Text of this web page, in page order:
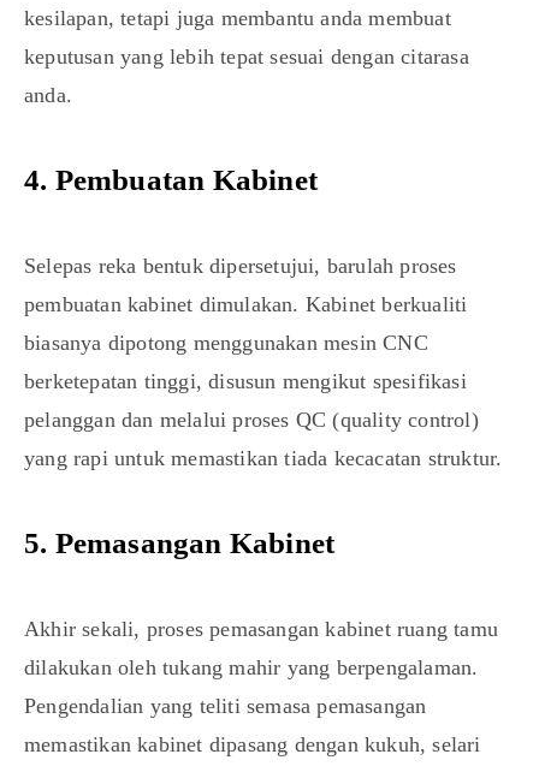
kesilapan, tetapi juga membantu anda membuat
keputusan yang lebih tepat sesuai dengan citarasa
anda.
4. Pembuatan Kabinet
Selepas reka bentuk dipersetujui, barulah proses
pembuatan kabinet dimulakan. Kabinet berkualiti
biasanya dipotong menggunakan mesin CNC
berketepatan tinggi, disusun mengikut spesifikasi
pelanggan dan melalui proses QC (quality control)
yang rapi untuk memastikan tiada kecacatan struktur.
5. Pemasangan Kabinet
Akhir sekali, proses pemasangan kabinet ruang tamu
dilakukan oleh tukang mahir yang berpengalaman.
Pengendalian yang teliti semasa pemasangan
memastikan kabinet dipasang dengan kukuh, selari